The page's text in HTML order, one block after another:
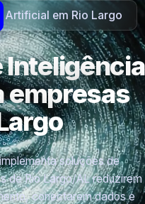
Artificial em Rio Largo
empresas
soluções de
de Rio Largo/AL reduzirem
conectarem dados e